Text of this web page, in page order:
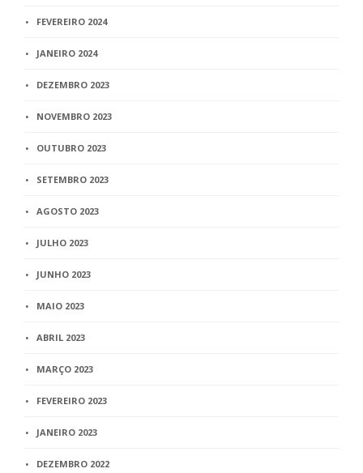
FEVEREIRO 2024
JANEIRO 2024
DEZEMBRO 2023
NOVEMBRO 2023
OUTUBRO 2023
SETEMBRO 2023
AGOSTO 2023
JULHO 2023
JUNHO 2023
MAIO 2023
ABRIL 2023
MARÇO 2023
FEVEREIRO 2023
JANEIRO 2023
DEZEMBRO 2022